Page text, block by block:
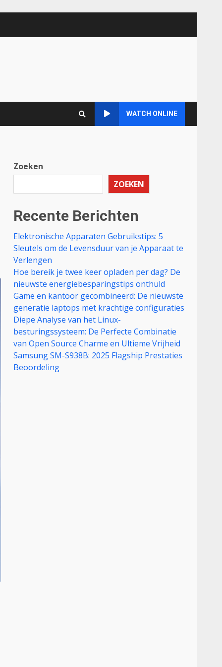
WATCH ONLINE
Zoeken
ZOEKEN
Recente Berichten
Elektronische Apparaten Gebruikstips: 5
Sleutels om de Levensduur van je Apparaat te
Verlengen
Hoe bereik je twee keer opladen per dag? De
nieuwste energiebesparingstips onthuld
Game en kantoor gecombineerd: De nieuwste
generatie laptops met krachtige configuraties
Diepe Analyse van het Linux-
besturingssysteem: De Perfecte Combinatie
van Open Source Charme en Ultieme Vrijheid
Samsung SM-S938B: 2025 Flagship Prestaties
Beoordeling